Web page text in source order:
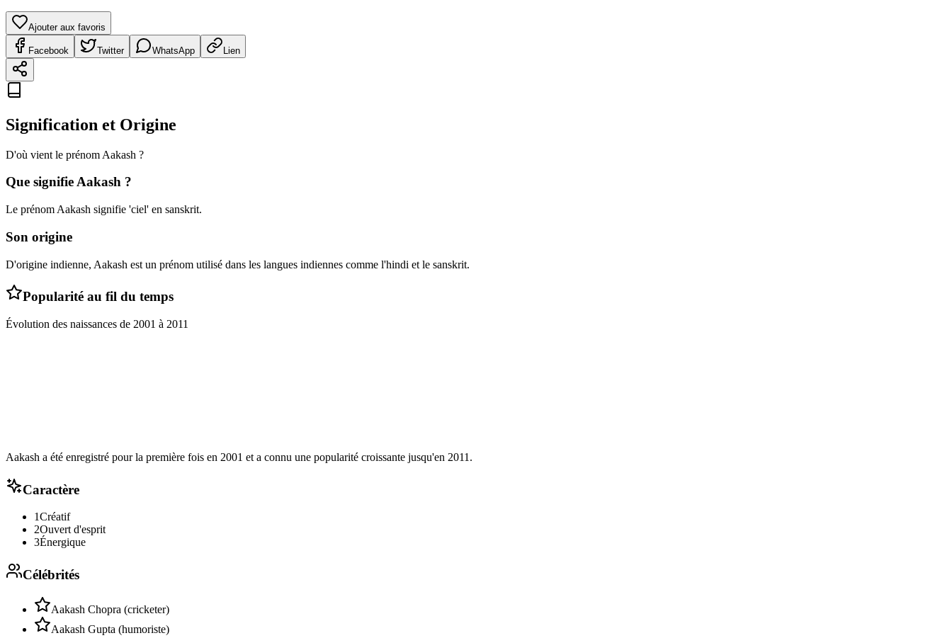
Ajouter aux favoris
Facebook Twitter WhatsApp Lien
Signification et Origine
D'où vient le prénom Aakash ?
Que signifieAakash ?
Le prénom Aakash signifie 'ciel' en sanskrit.
Son origine
D'origine indienne, Aakash est un prénom utilisé dans les langues indiennes comme l'hindi et le sanskrit.
Popularité au fil du temps
Évolution des naissances de 2001 à 2011
Aakash a été enregistré pour la première fois en 2001 et a connu une popularité croissante jusqu'en 2011.
Caractère
1Créatif
2Ouvert d'esprit
3Énergique
Célébrités
Aakash Chopra (cricketer)
Aakash Gupta (humoriste)